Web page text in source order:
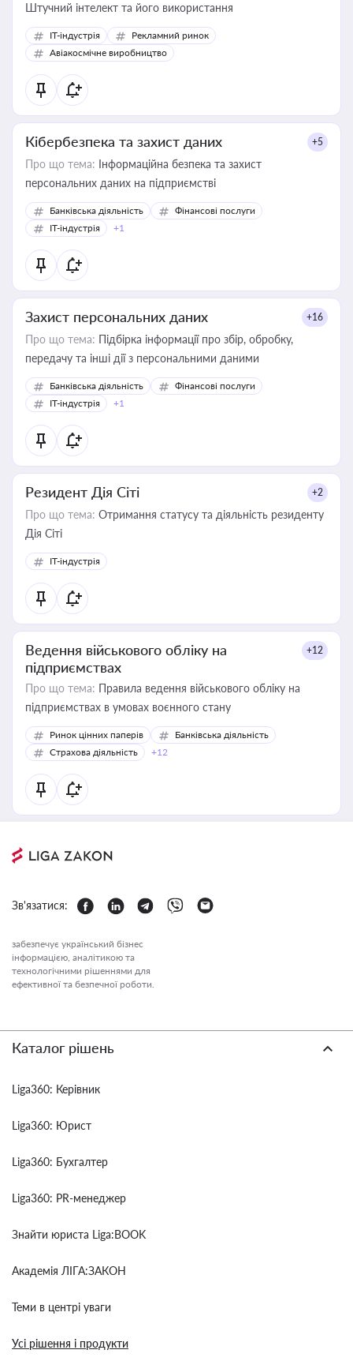
Штучний інтелект та його використання
IT-індустрія
Рекламний ринок
Авіакосмічне виробництво
Кібербезпека та захист даних +5
Про що тема: Інформаційна безпека та захист
персональних даних на підприємстві
Банківська діяльність
Фінансові послуги
IT-індустрія
+1
Захист персональних даних +16
Про що тема: Підбірка інформації про збір, обробку,
передачу та інші дії з персональними даними
Банківська діяльність
Фінансові послуги
IT-індустрія
+1
Резидент Дія Сіті +2
Про що тема: Отримання статусу та діяльність резиденту
Дія Сіті
IT-індустрія
Ведення військового обліку на
підприємствах
+12
Про що тема: Правила ведення військового обліку на
підприємствах в умовах воєнного стану
Ринок цінних паперів
Банківська діяльність
Страхова діяльність
+12
Зв'язатися:
забезпечує український бізнес
інформацією, аналітикою та
технологічними рішеннями для
ефективної та безпечної роботи.
Каталог рішень
Liga360: Керівник
Liga360: Юрист
Liga360: Бухгалтер
Liga360: PR-менеджер
Знайти юриста Liga:BOOK
Академія ЛІГА:ЗАКОН
Теми в центрі уваги
Усі рішення і продукти